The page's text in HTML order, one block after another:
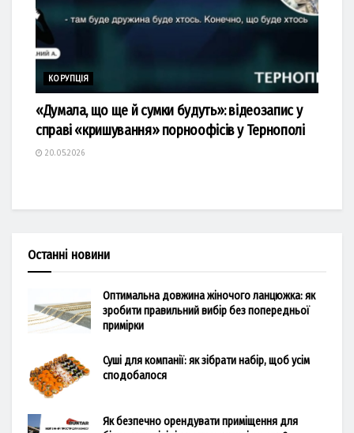
КОРУПЦІЯ
«Думала, що ще й сумки будуть»: відеозапис у
справі «кришування» порноофісів у Тернополі
20.05.2026
Останні новини
Оптимальна довжина жіночого ланцюжка: як
зробити правильний вибір без попередньої
примірки
Суші для компанії: як зібрати набір, щоб усім
сподобалося
Як безпечно орендувати приміщення для